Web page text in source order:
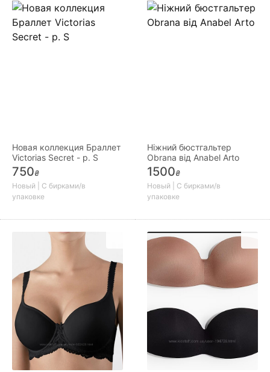
Новая коллекция Браллет
Victorias Secret - р. S
750₴
Новый | С бирками/в
упаковке
Ніжний бюстгальтер
Obrana від Anabel Arto
1500₴
Новый | С бирками/в
упаковке